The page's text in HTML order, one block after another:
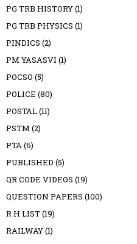
PG TRB HISTORY(1)
PG TRB PHYSICS (1)
PINDICS (2)
PM YASASVI (1)
POCSO (5)
POLICE (80)
POSTAL(11)
PSTM (2)
PTA(6)
PUBLISHED (5)
QR CODE VIDEOS (19)
QUESTION PAPERS (100)
R H LIST(19)
RAILWAY(1)